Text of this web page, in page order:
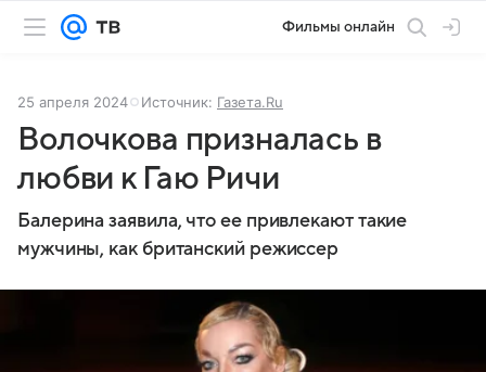
Фильмы онлайн
25 апреля 2024 Источник: Газета.Ru
Волочкова призналась в
любви к Гаю Ричи
Балерина заявила, что ее привлекают такие
мужчины, как британский режиссер